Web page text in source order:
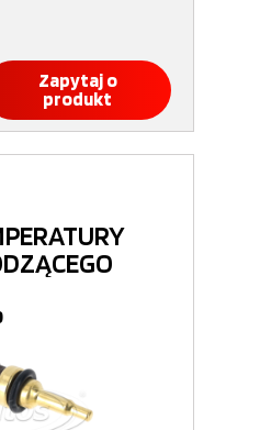
Zapytaj o
produkt